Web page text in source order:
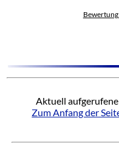
Bewertung
Aktuell aufgerufene
Zum Anfang der